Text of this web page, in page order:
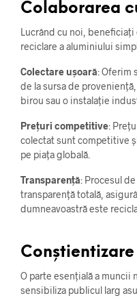
Colaborarea
Lucrând cu noi,
reciclare a aluminiului
Colectare ușoară: Oferim
de la sursa de
birou sau o instalație
Prețuri competitive:
colectat sunt competitive
pe piața globală.
Transparență: Procesul
transparență totală,
dumneavoastră este
O parte esențială a muncii
sensibiliza publicul larg